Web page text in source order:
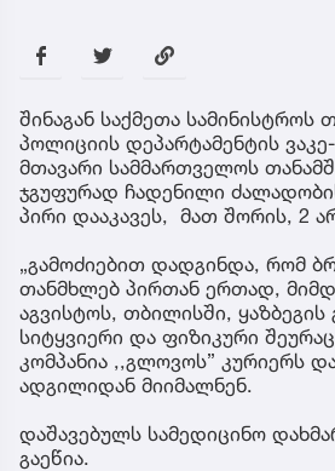
შინაგან საქმეთა სამინისტროს
პოლიციის დეპარტამენტის
მთავარი სამმართველოს
ჯგუფურად ჩადენილი
პირი დააკავეს, მათ შორის, 2
„გამოძიებით დადგინდა, რომ
თანმხლებ პირთან ერთად,
აგვისტოს, თბილისში, ყაზბეგის
სიტყვიერი და ფიზიკური
კომპანია ,,გლოვოს” კურიერს
ადგილიდან მიიმალნენ.
დაშავებულს სამედიცინო
გაეწია.